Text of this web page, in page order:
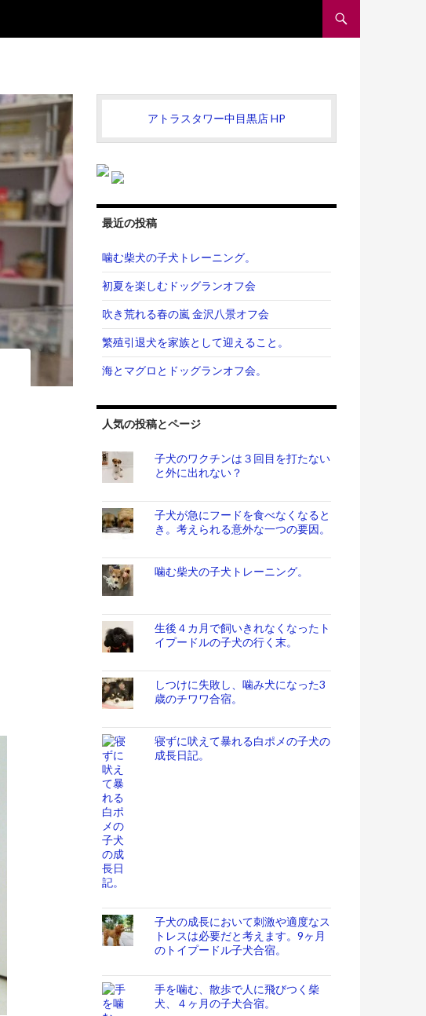
アトラスタワー中目黒店 HP
最近の投稿
噛む柴犬の子犬トレーニング。
初夏を楽しむドッグランオフ会
吹き荒れる春の嵐 金沢八景オフ会
繁殖引退犬を家族として迎えること。
海とマグロとドッグランオフ会。
人気の投稿とページ
子犬のワクチンは３回目を打たない
と外に出れない？
子犬が急にフードを食べなくなると
き。考えられる意外な一つの要因。
噛む柴犬の子犬トレーニング。
生後４カ月で飼いきれなくなったト
イプードルの子犬の行く末。
しつけに失敗し、噛み犬になった3
歳のチワワ合宿。
寝ずに吠えて暴れる白ポメの子犬の
成長日記。
子犬の成長において刺激や適度なス
トレスは必要だと考えます。9ヶ月
のトイプードル子犬合宿。
手を噛む、散歩で人に飛びつく柴
犬、４ヶ月の子犬合宿。